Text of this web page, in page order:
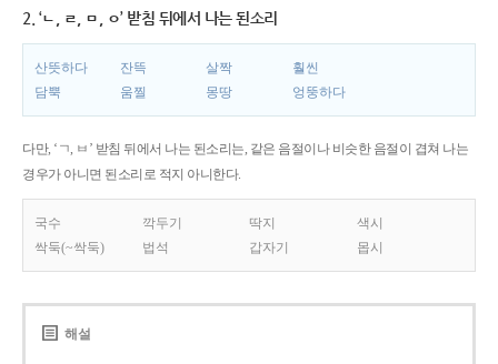
2. ‘ㄴ, ㄹ, ㅁ, ㅇ’ 받침 뒤에서 나는 된소리
산뜻하다 잔뜩 살짝
훨씬
담뿍
움찔 몽땅 엉뚱하다
다만, ‘ㄱ, ㅂ’ 받침 뒤에서 나는 된소리는, 같은 음절이나 비슷한 음절이 겹쳐 나는
경우가 아니면 된소리로 적지 아니한다.
국수 깍두기 딱지
색시
싹둑(~싹둑)
법석 갑자기 몹시
해설